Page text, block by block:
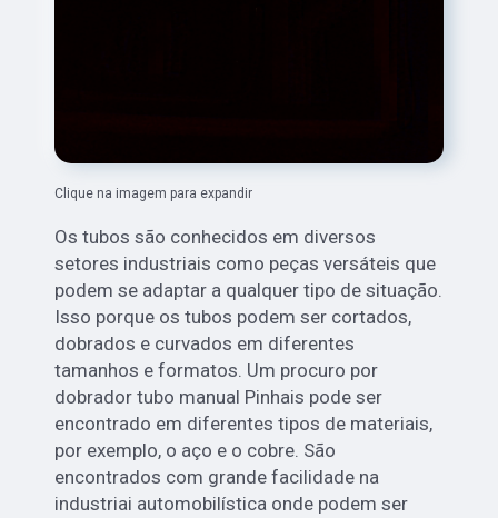
Clique na imagem para expandir
Os tubos são conhecidos em diversos
setores industriais como peças versáteis que
podem se adaptar a qualquer tipo de situação.
Isso porque os tubos podem ser cortados,
dobrados e curvados em diferentes
tamanhos e formatos. Um procuro por
dobrador tubo manual Pinhais pode ser
encontrado em diferentes tipos de materiais,
por exemplo, o aço e o cobre. São
encontrados com grande facilidade na
industriai automobilística onde podem ser